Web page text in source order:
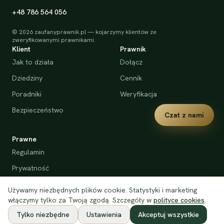
+48 786 564 056
© 2026 zaufanyprawnik.pl — kojarzymy klientów ze
zweryfikowanymi prawnikami.
Klient
Jak to działa
Dziedziny
Poradniki
Bezpieczeństwo
Prawnik
Dołącz
Cennik
Weryfikacja
Prawne
Regulamin
Prywatność
Deklaracja dostępności
Czat z nami
Używamy niezbędnych plików cookie. Statystyki i marketing
włączymy tylko za Twoją zgodą. Szczegóły w polityce cookies.
Tylko niezbędne
Ustawienia Akceptuj wszystkie